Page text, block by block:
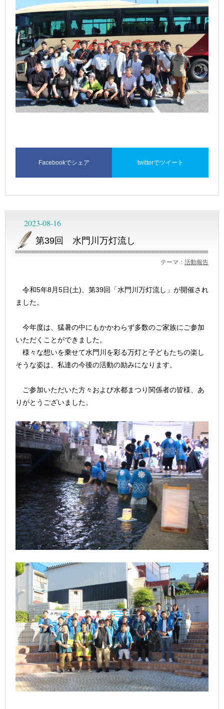
Facebookでシェア twitterでツイート
第39回 水門川万灯流し
2023-08-16
テーマ： 活動報告
令和5年8月5日(土)、第39回「水門川万灯流し」が開催され
ました。
今年度は、猛暑の中にもかかわらず多数のご家族にご参加
いただくことができました。
様々な想いを乗せて水門川を彩る万灯と子どもたちの楽し
そうな姿は、私達の今後の活動の励みになります。
ご参加いただいた方々および水都まつり関係者の皆様、あ
りがとうございました。